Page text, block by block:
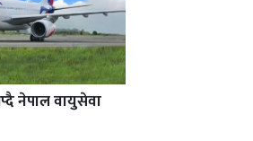
नेपाल वायुसेवा